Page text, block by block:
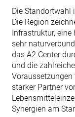
Die Standortwahl
Die Region
Infrastruktur, eine
sehr
das A2 Center
und die
starker Partner
Synergien am